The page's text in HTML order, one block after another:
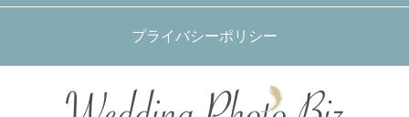
プライバシーポリシー